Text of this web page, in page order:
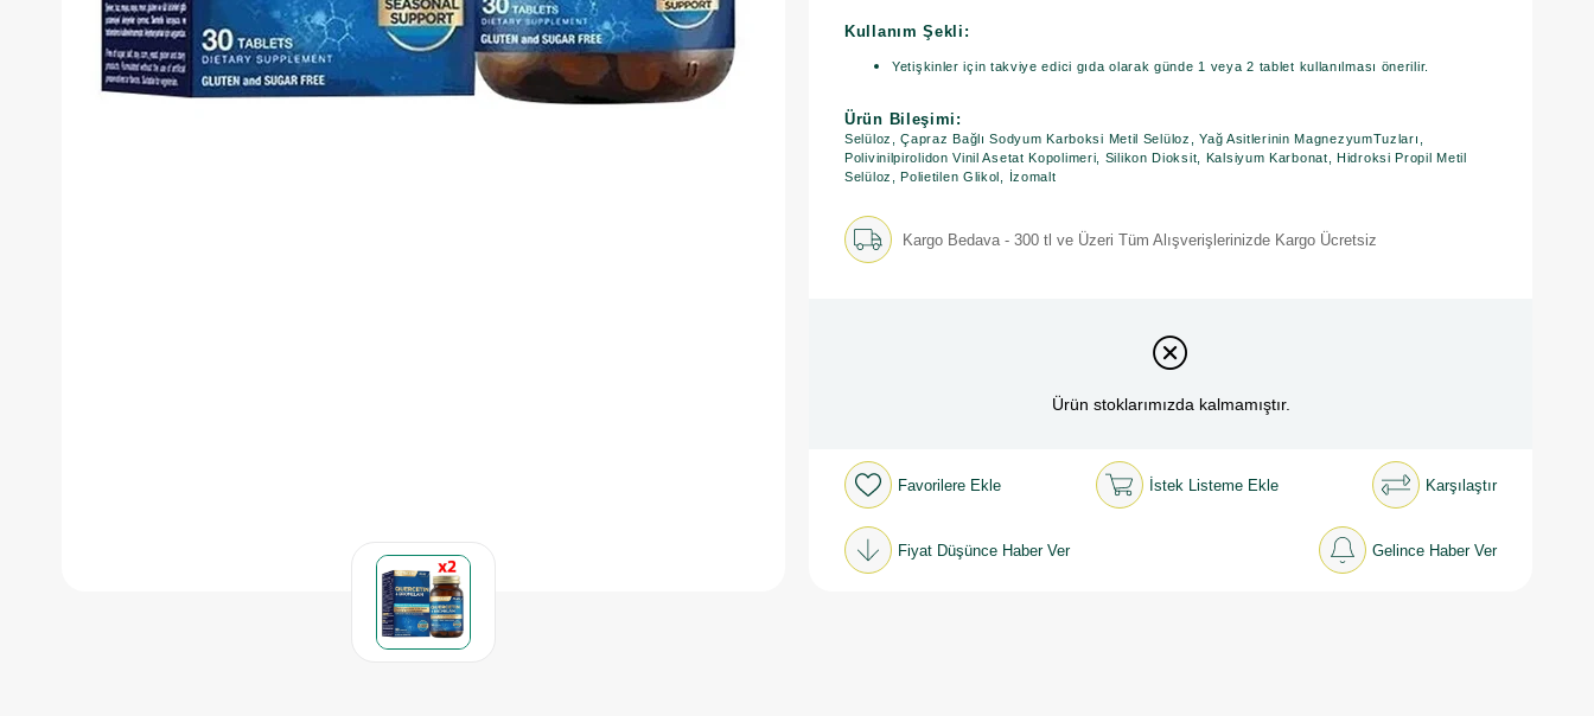
Kullanım Şekli:
Yetişkinler için takviye edici gıda olarak günde 1 veya 2 tablet kullanılması önerilir.
Ürün Bileşimi:
Selüloz, Çapraz Bağlı Sodyum Karboksi Metil Selüloz, Yağ Asitlerinin MagnezyumTuzları,
Polivinilpirolidon Vinil Asetat Kopolimeri, Silikon Dioksit, Kalsiyum Karbonat, Hidroksi Propil Metil
Selüloz, Polietilen Glikol, İzomalt
Kargo Bedava - 300 tl ve Üzeri Tüm Alışverişlerinizde Kargo Ücretsiz
Ürün stoklarımızda kalmamıştır.
Favorilere Ekle İstek Listeme Ekle Karşılaştır
Fiyat Düşünce Haber Ver Gelince Haber Ver